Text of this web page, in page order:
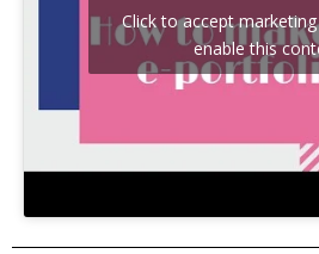
Click to accept
enable this